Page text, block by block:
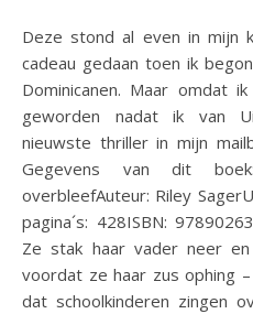
Deze stond al even in mijn kast, ik heb mezelf dit boek
cadeau gedaan toen ik
Dominicanen. Maar omdat
geworden nadat ik van
nieuwste thriller in mijn
Gegevens van dit
overbleefAuteur: Riley
pagina´s: 428ISBN:
Ze stak haar vader neer
voordat ze haar zus ophing
dat schoolkinderen zingen